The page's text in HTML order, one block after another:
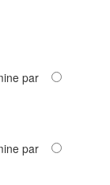
par
par